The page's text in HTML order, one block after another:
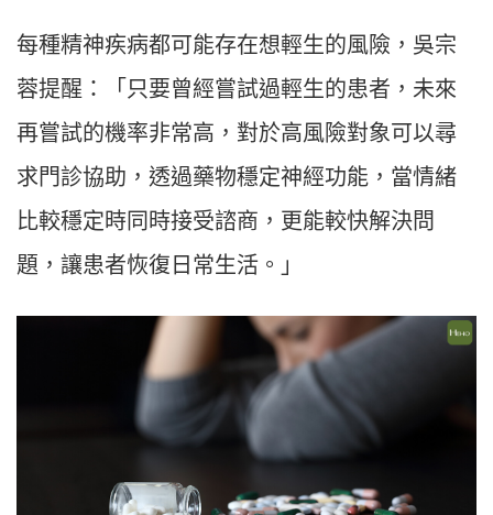
每種精神疾病都可能存在想輕生的風險，吳宗
蓉提醒：「只要曾經嘗試過輕生的患者，未來
再嘗試的機率非常高，對於高風險對象可以尋
求門診協助，透過藥物穩定神經功能，當情緒
比較穩定時同時接受諮商，更能較快解決問
題，讓患者恢復日常生活。」